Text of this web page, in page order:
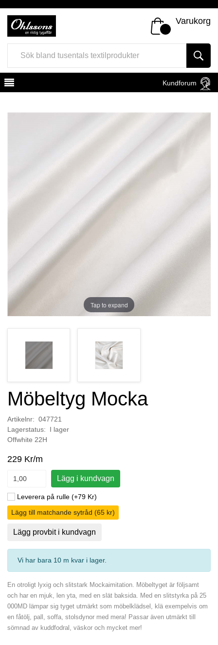
Varukorg
Kundforum
Tap to expand
Möbeltyg Mocka
Artikelnr: 047721
Lagerstatus: I lager
Offwhite 22H
229 Kr/m
Lägg i kundvagn
Leverera på rulle (+79 Kr)
Lägg till matchande sytråd (65 kr)
Lägg provbit i kundvagn
Vi har bara 10 m kvar i lager.
En otroligt lyxig och slitstark Mockaimitation. Möbeltyget är följsamt
och har en mjuk, len yta, med en slät baksida. Med en slitstyrka på 25
000MD lämpar sig tyget utmärkt som möbelklädsel, klä exempelvis om
en fåtölj, pall, soffa, stolsdynor med mera! Passar även utmärkt till
sömnad av kuddfodral, väskor och mycket mer!